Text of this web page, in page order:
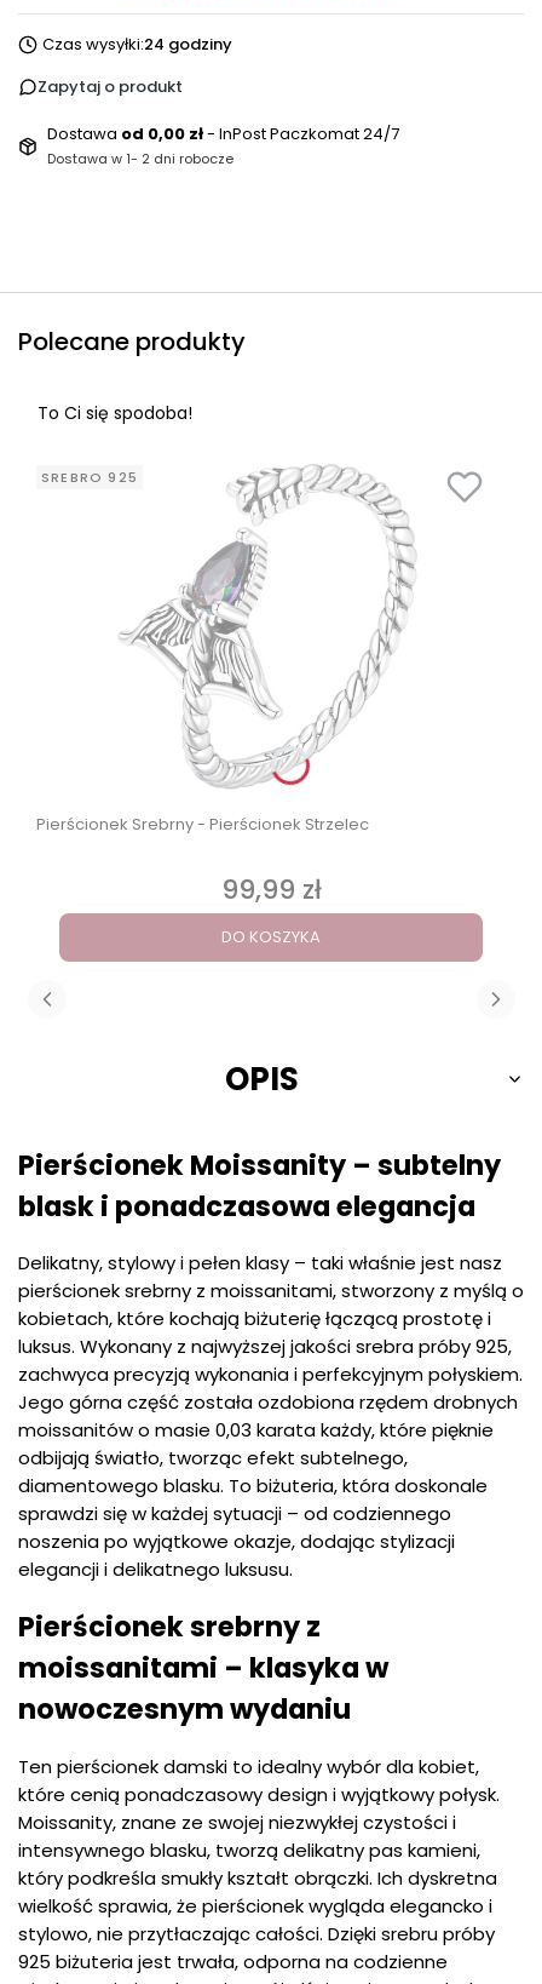
Czas wysyłki:24 godziny
Zapytaj o produkt
Dostawa od 0,00 zł- InPost Paczkomat 24/7
Dostawa w 1- 2 dni robocze
Polecane produkty
To Ci się spodoba!
SREBRO 925
Pierścionek Srebrny - Pierścionek Strzelec
Cena
99,99 zł
DO KOSZYKA
OPIS
Pierścionek Moissanity – subtelny
blask i ponadczasowa elegancja
Delikatny, stylowy i pełen klasy – taki właśnie jest nasz
pierścionek srebrny z moissanitami, stworzony z myślą o
kobietach, które kochają biżuterię łączącą prostotę i
luksus. Wykonany z najwyższej jakości srebra próby 925,
zachwyca precyzją wykonania i perfekcyjnym połyskiem.
Jego górna część została ozdobiona rzędem drobnych
moissanitów o masie 0,03 karata każdy, które pięknie
odbijają światło, tworząc efekt subtelnego,
diamentowego blasku. To biżuteria, która doskonale
sprawdzi się w każdej sytuacji – od codziennego
noszenia po wyjątkowe okazje, dodając stylizacji
elegancji i delikatnego luksusu.
Pierścionek srebrny z
moissanitami – klasyka w
nowoczesnym wydaniu
Ten pierścionek damski to idealny wybór dla kobiet,
które cenią ponadczasowy design i wyjątkowy połysk.
Moissanity, znane ze swojej niezwykłej czystości i
intensywnego blasku, tworzą delikatny pas kamieni,
który podkreśla smukły kształt obrączki. Ich dyskretna
wielkość sprawia, że pierścionek wygląda elegancko i
stylowo, nie przytłaczając całości. Dzięki srebru próby
925 biżuteria jest trwała, odporna na codzienne